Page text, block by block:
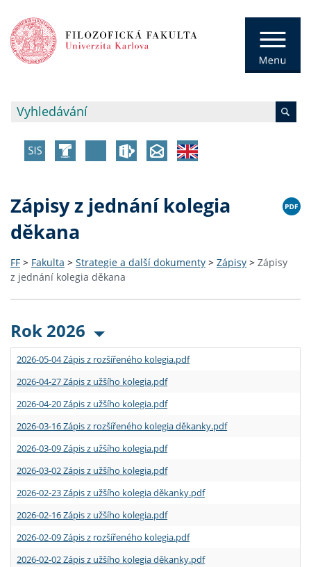
Zápisy z jednání kolegia
děkana
FF > Fakulta > Strategie a další dokumenty > Zápisy > Zápisy
z jednání kolegia děkana
Rok 2026
2026-05-04 Zápis z rozšířeného kolegia.pdf
2026-04-27 Zápis z užšího kolegia.pdf
2026-04-20 Zápis z užšího kolegia.pdf
2026-03-16 Zápis z rozšířeného kolegia děkanky.pdf
2026-03-09 Zápis z užšího kolegia.pdf
2026-03-02 Zápis z užšího kolegia.pdf
2026-02-23 Zápis z užšího kolegia děkanky.pdf
2026-02-16 Zápis z užšího kolegia.pdf
2026-02-09 Zápis z rozšířeného kolegia.pdf
2026-02-02 Zápis z užšího kolegia děkanky.pdf